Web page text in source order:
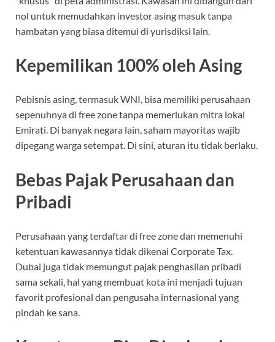
nol untuk memudahkan investor asing masuk tanpa
hambatan yang biasa ditemui di yurisdiksi lain.
Kepemilikan 100% oleh Asing
Pebisnis asing, termasuk WNI, bisa memiliki perusahaan
sepenuhnya di free zone tanpa memerlukan mitra lokal
Emirati. Di banyak negara lain, saham mayoritas wajib
dipegang warga setempat. Di sini, aturan itu tidak berlaku.
Bebas Pajak Perusahaan dan
Pribadi
Perusahaan yang terdaftar di free zone dan memenuhi
ketentuan kawasannya tidak dikenai Corporate Tax.
Dubai juga tidak memungut pajak penghasilan pribadi
sama sekali, hal yang membuat kota ini menjadi tujuan
favorit profesional dan pengusaha internasional yang
pindah ke sana.